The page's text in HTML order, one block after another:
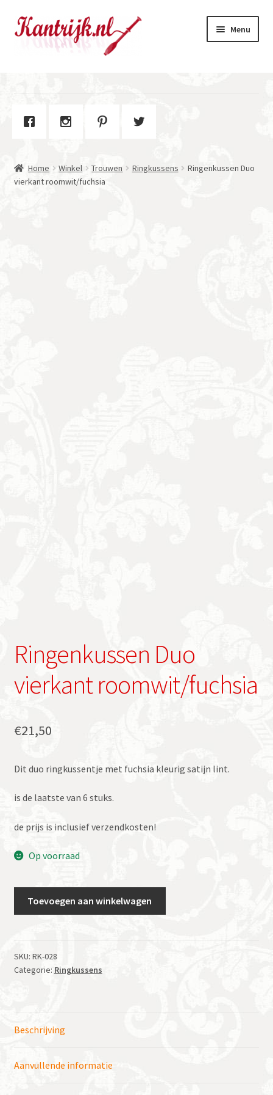
Ga
door
Ga
naar
Menu
Contact
Home Winkel Trouwen Ringkussens
Ringenkussen Duo
vierkant roomwit/fuchsia
Ringenkussen Duo
vierkant roomwit/fuchsia
€21,50
Dit duo ringkussentje met fuchsia kleurig satijn lint.
is de laatste van 6 stuks.
de prijs is inclusief verzendkosten!
Op voorraad
roomwit/fuchsia
aantal
Toevoegen aan winkelwagen
SKU: RK-028
Categorie: Ringkussens
Beschrijving
Aanvullende informatie